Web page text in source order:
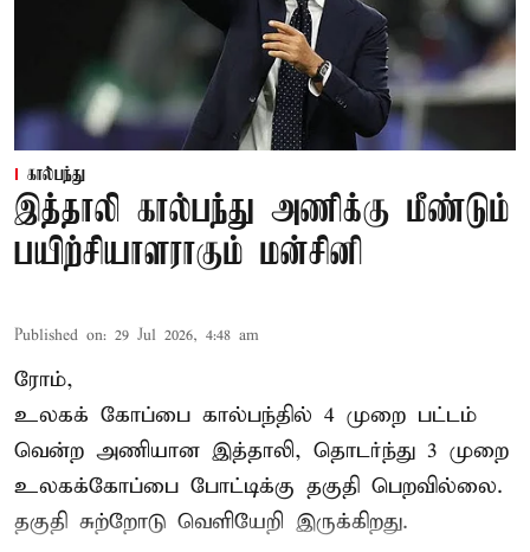
கால்பந்து
இத்தாலி கால்பந்து அணிக்கு மீண்டும்
பயிற்சியாளராகும் மன்சினி
Published on: 29 Jul 2026, 4:48 am
ரோம்,
உலகக் கோப்பை கால்பந்தில் 4 முறை பட்டம்
வென்ற அணியான இத்தாலி, தொடர்ந்து 3 முறை
உலகக்கோப்பை போட்டிக்கு தகுதி பெறவில்லை.
தகுதி சுற்றோடு வெளியேறி இருக்கிறது.